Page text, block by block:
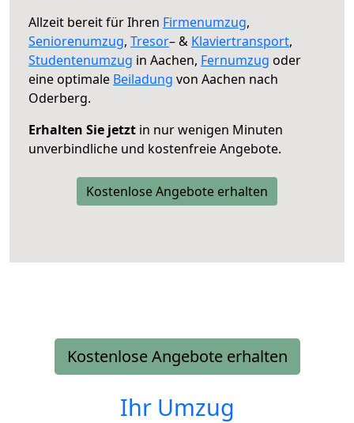
Allzeit bereit für Ihren Firmenumzug,
Seniorenumzug, Tresor– & Klaviertransport,
Studentenumzug in Aachen, Fernumzug oder
eine optimale Beiladung von Aachen nach
Oderberg.
Erhalten Sie jetzt in nur wenigen Minuten
unverbindliche und kostenfreie Angebote.
Kostenlose Angebote erhalten
Kostenlose Angebote erhalten
Ihr Umzug